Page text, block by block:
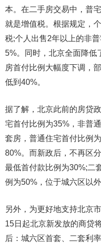
本。在二手房交易中，普
就是增值税。根据规定，
税;个人出售2年以上的非
5%。同时，北京全面降低
房首付比例大幅度下调，
低到40%。
据了解，北京此前的房贷
宅首付比例为35%，非普
套房，普通住宅首付比例
80%。而新政后，不再区
最低首付款比例为30%;二
例为50%，位于城六区以
另外，为更好地支持北京
15日起北京新发放的商贷
后：城六区首套、二套利